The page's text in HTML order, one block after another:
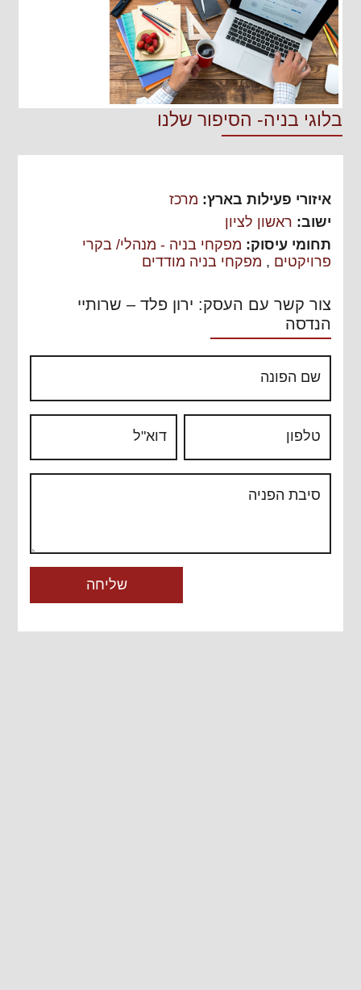
בלוגי בניה- הסיפור שלנו
איזורי פעילות בארץ: מרכז
ישוב: ראשון לציון
תחומי עיסוק: מפקחי בניה - מנהלי/ בקרי
פרויקטים , מפקחי בניה מודדים
צור קשר עם העסק: ירון פלד – שרותיי
הנדסה
שם הפונה
טלפון דוא"ל
סיבת הפניה
שליחה